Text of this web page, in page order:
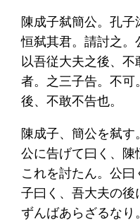
陳成子弑簡公。孔
恒弑其君。請討之。
以吾従大夫之後、
者。之三子告。不可
後、不敢不告也。
陳成子、簡公を弑
公に告げて曰く、陳
これを討たん。公
子曰く、吾大夫の
ずんばあらざるな